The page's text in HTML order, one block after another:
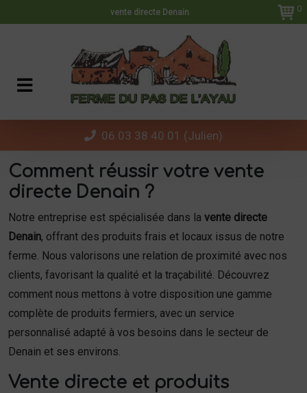
vente directe Denain 0
06 03 38 40 01 (Julien)
Comment réussir votre vente
directe Denain ?
Notre entreprise est spécialisée dans la vente directe
Denain, offrant des produits frais et locaux issus de notre
ferme. Nous valorisons une relation de proximité avec nos
clients, favorisant la qualité et la traçabilité. Découvrez
comment nous mettons à votre disposition une gamme
complète de produits fermiers, avec un service
personnalisé adapté à vos besoins dans le secteur de
Denain et ses environs.
Vente directe et produits
Panneau de gestion des cookies